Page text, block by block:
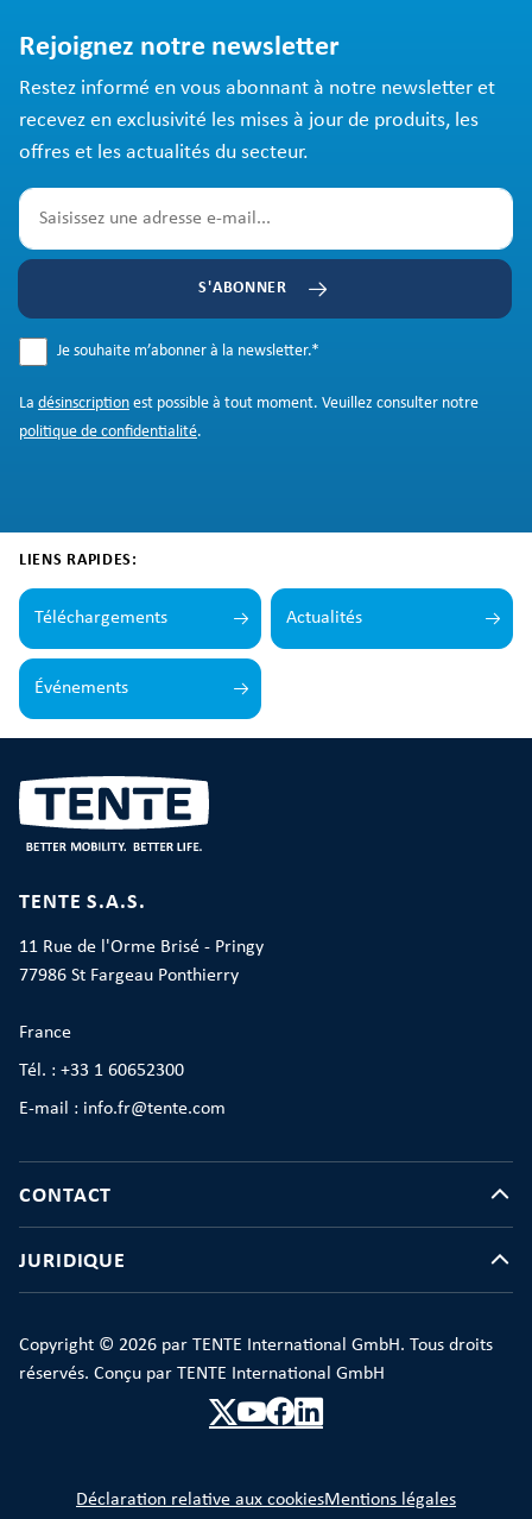
Rejoignez notre newsletter
Restez informé en vous abonnant à notre newsletter et
recevez en exclusivité les mises à jour de produits, les
offres et les actualités du secteur.
S'ABONNER
Je souhaite m’abonner à la newsletter.*
La désinscription est possible à tout moment. Veuillez consulter notre
politique de confidentialité.
LIENS RAPIDES:
Téléchargements Actualités
Événements
TENTE S.A.S.
11 Rue de l'Orme Brisé - Pringy
77986 St Fargeau Ponthierry
France
Tél. : +33 1 60652300
E-mail : info.fr@tente.com
CONTACT
JURIDIQUE
Copyright © 2026 par TENTE International GmbH. Tous droits
réservés. Conçu par TENTE International GmbH
Déclaration relative aux cookiesMentions légales